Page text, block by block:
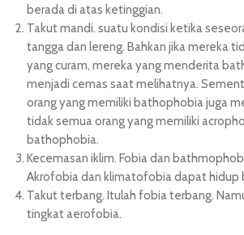
berada di atas ketinggian.
Takut mandi. suatu kondisi ketika
tangga dan lereng. Bahkan jika mereka
yang curam, mereka yang menderita
menjadi cemas saat melihatnya.
orang yang memiliki bathophobia juga
tidak semua orang yang memiliki
bathophobia.
Kecemasan iklim. Fobia dan
Akrofobia dan klimatofobia dapat hidup
Takut terbang. Itulah fobia terbang.
tingkat aerofobia.